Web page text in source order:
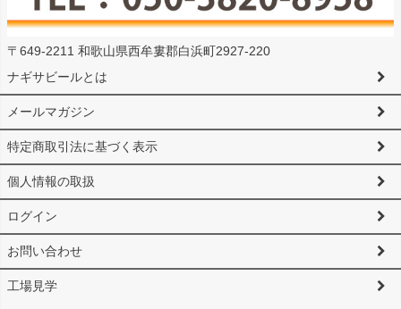
〒649-2211 和歌山県西牟婁郡白浜町2927-220
ナギサビールとは
メールマガジン
特定商取引法に基づく表示
個人情報の取扱
ログイン
お問い合わせ
工場見学